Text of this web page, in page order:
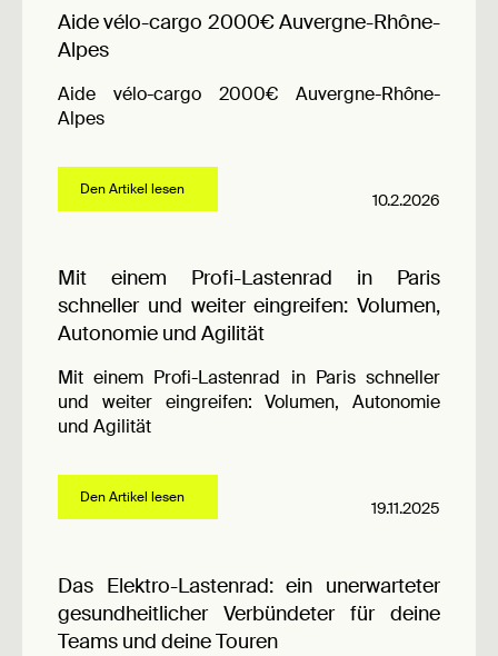
Aide vélo-cargo 2000€ Auvergne-Rhône-
Alpes
Aide vélo-cargo 2000€ Auvergne-Rhône-
Alpes
Den Artikel lesen
10.2.2026
Mit einem Profi-Lastenrad in Paris
schneller und weiter eingreifen: Volumen,
Autonomie und Agilität
Mit einem Profi-Lastenrad in Paris schneller
und weiter eingreifen: Volumen, Autonomie
und Agilität
Den Artikel lesen
19.11.2025
Das Elektro-Lastenrad: ein unerwarteter
gesundheitlicher Verbündeter für deine
Teams und deine Touren